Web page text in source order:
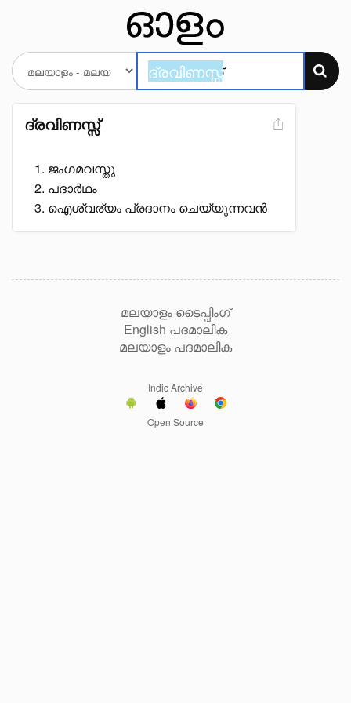
ദ്രവിണസ്സ്
ജംഗമവസ്തു
പദാർഥം
ഐശ്വര്യം പ്രദാനം ചെയ്യുന്നവൻ
മലയാളം ടൈപ്പിംഗ്
English പദമാലിക
മലയാളം പദമാലിക
Indic Archive
Open Source